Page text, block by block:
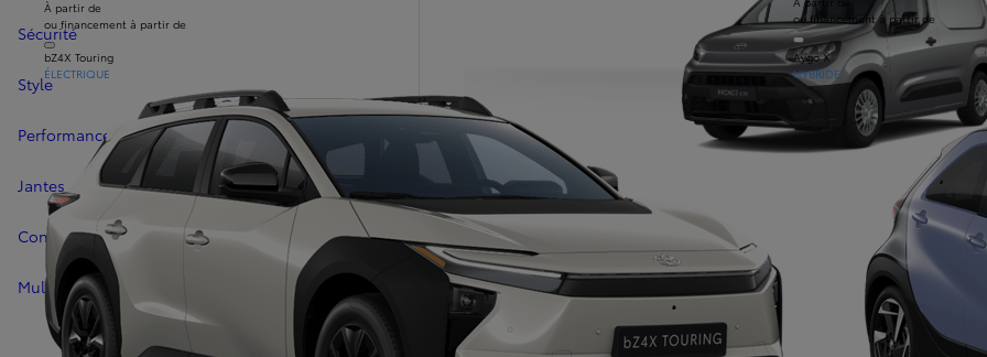
À partir de
ou financement à partir de
ou financement à partir de
bZ4X Touring
ÉLECTRIQUE
Aygo X
HYBRIDE
Sécurité
Style
Performances
Jantes
Confort
Multimédia